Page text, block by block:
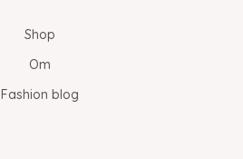
Shop
Om
Fashion blog